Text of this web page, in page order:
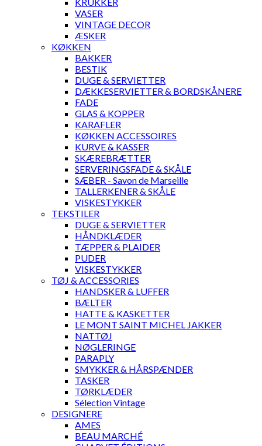
VASER
VINTAGE DECOR
ÆSKER
KØKKEN
BAKKER
BESTIK
DUGE & SERVIETTER
DÆKKESERVIETTER & BORDSKÅNERE
FADE
GLAS & KOPPER
KARAFLER
KØKKEN ACCESSOIRES
KURVE & KASSER
SKÆREBRÆTTER
SERVERINGSFADE & SKÅLE
SÆBER - Savon de Marseille
TALLERKENER & SKÅLE
VISKESTYKKER
TEKSTILER
DUGE & SERVIETTER
HÅNDKLÆDER
TÆPPER & PLAIDER
PUDER
VISKESTYKKER
TØJ & ACCESSORIES
HANDSKER & LUFFER
BÆLTER
HATTE & KASKETTER
LE MONT SAINT MICHEL JAKKER
NATTØJ
NØGLERINGE
PARAPLY
SMYKKER & HÅRSPÆNDER
TASKER
TØRKLÆDER
Sélection Vintage
DESIGNERE
AMES
BEAU MARCHÉ